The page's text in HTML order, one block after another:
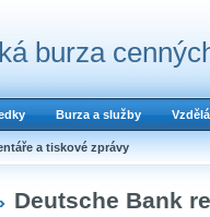
burza
Burza a služby
a tiskové zprávy
Deutsche Bank